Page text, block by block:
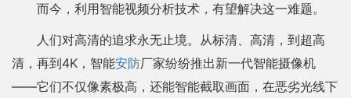
而今，利用智能视频分析技术，有望解决这一难题。
人们对高清的追求永无止境。从标清、高清，到超高
清，再到4K，智能安防厂家纷纷推出新一代智能摄像机
——它们不仅像素极高，还能智能截取画面，在恶劣光线下